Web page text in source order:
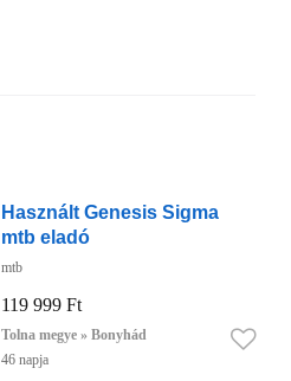
Használt Genesis Sigma
mtb eladó
mtb
119 999 Ft
Tolna megye » Bonyhád
46 napja